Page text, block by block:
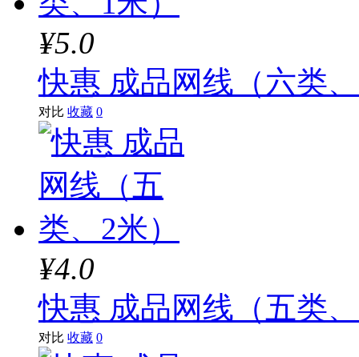
¥5.0
快惠 成品网线（六类
对比 收藏 0
¥4.0
快惠 成品网线（五类
对比 收藏 0